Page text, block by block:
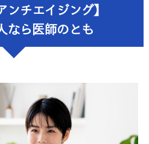
ンチエイジング】
なら医師のとも